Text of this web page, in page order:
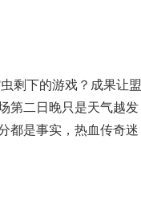
剩下的游戏？成果让盟
第二日晚只是天气越发
都是事实，热血传奇迷